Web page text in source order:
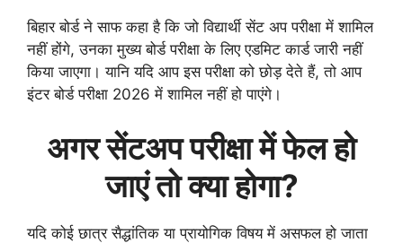
बिहार बोर्ड ने साफ कहा है कि जो विद्यार्थी सेंट अप परीक्षा में शामिल
नहीं होंगे, उनका मुख्य बोर्ड परीक्षा के लिए एडमिट कार्ड जारी नहीं
किया जाएगा। यानि यदि आप इस परीक्षा को छोड़ देते हैं, तो आप
इंटर बोर्ड परीक्षा 2026 में शामिल नहीं हो पाएंगे।
अगर सेंटअप परीक्षा में फेल हो
जाएं तो क्या होगा?
यदि कोई छात्र सैद्धांतिक या प्रायोगिक विषय में असफल हो जाता